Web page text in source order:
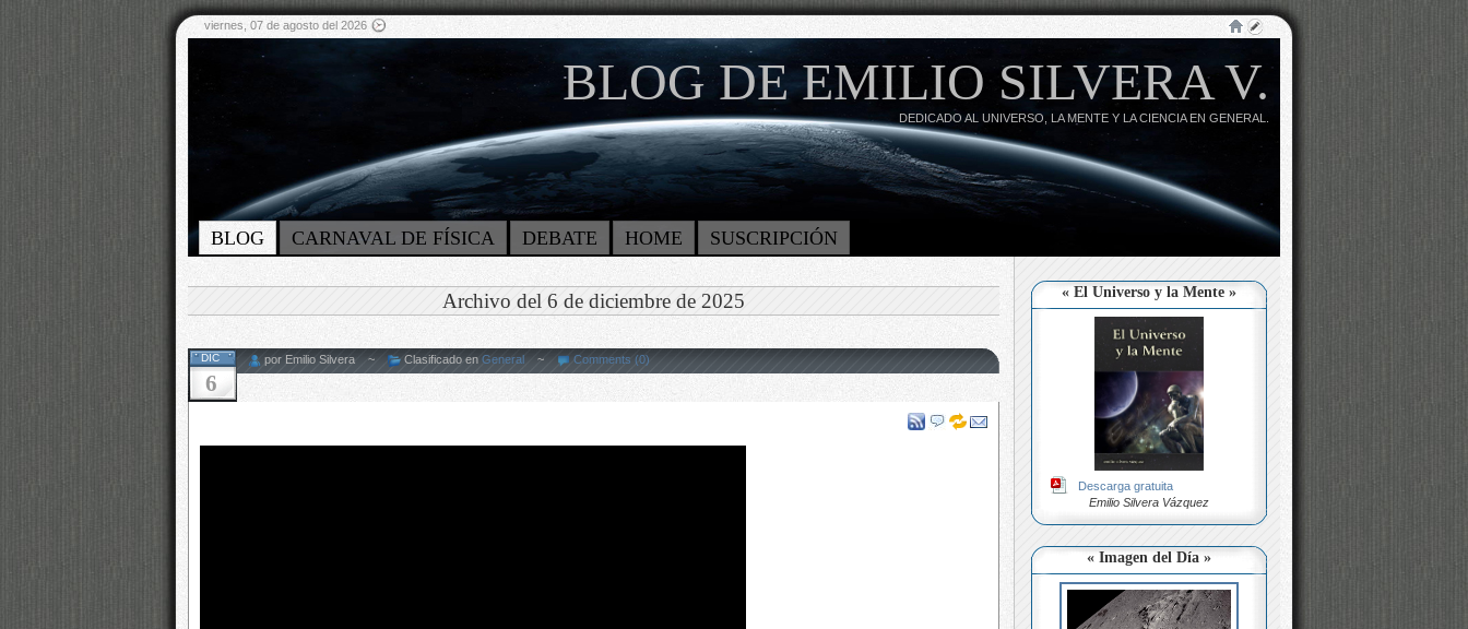
viernes, 07 de agosto del 2026
BLOG DE EMILIO SILVERA V.
DEDICADO AL UNIVERSO, LA MENTE Y LA CIENCIA EN GENERAL.
BLOG CARNAVAL DE FÍSICA DEBATE HOME SUSCRIPCIÓN
« El Universo y la Mente »
Descarga gratuita
Emilio Silvera Vázquez
« Imagen del Día »
Archivo del 6 de diciembre de 2025
DIC
6
por Emilio Silvera ~ Clasificado en General ~ Comments (0)